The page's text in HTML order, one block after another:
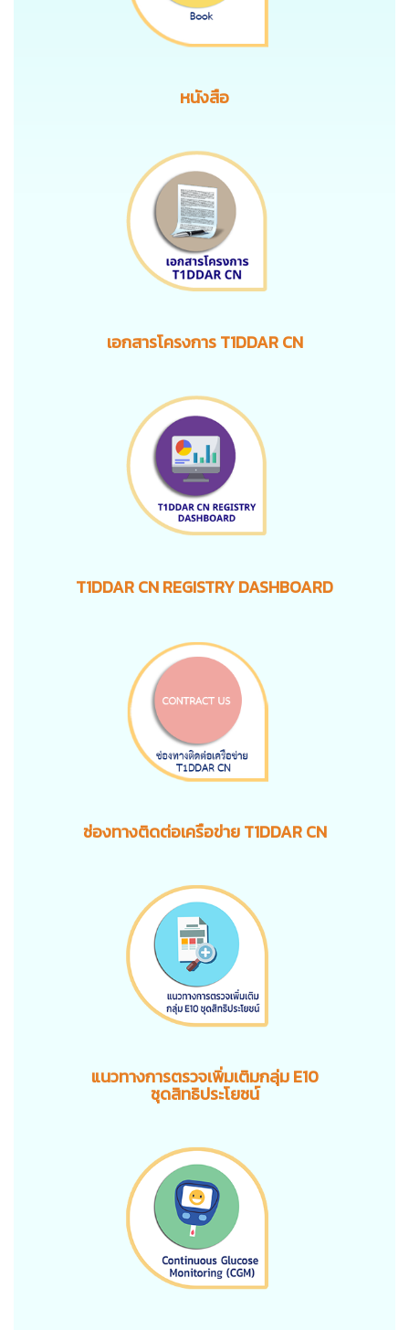
หนังสือ
เอกสารโครงการ T1DDAR CN
T1DDAR CN REGISTRY DASHBOARD
ช่องทางติดต่อเครือข่าย T1DDAR CN
แนวทางการตรวจเพิ่มเติมกลุ่ม E10
ชุดสิทธิประโยชน์